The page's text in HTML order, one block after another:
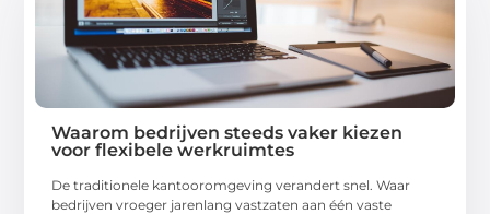
Waarom bedrijven steeds vaker kiezen
voor flexibele werkruimtes
De traditionele kantooromgeving verandert snel. Waar
bedrijven vroeger jarenlang vastzaten aan één vaste